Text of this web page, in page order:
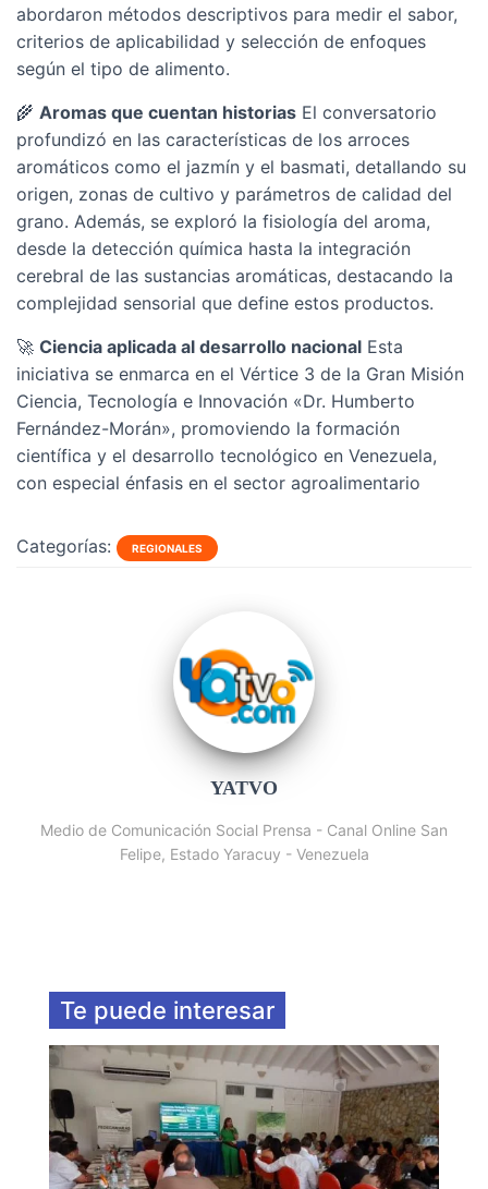
abordaron métodos descriptivos para medir el sabor,
criterios de aplicabilidad y selección de enfoques
según el tipo de alimento.
🌾 Aromas que cuentan historias El conversatorio
profundizó en las características de los arroces
aromáticos como el jazmín y el basmati, detallando su
origen, zonas de cultivo y parámetros de calidad del
grano. Además, se exploró la fisiología del aroma,
desde la detección química hasta la integración
cerebral de las sustancias aromáticas, destacando la
complejidad sensorial que define estos productos.
🚀 Ciencia aplicada al desarrollo nacional Esta
iniciativa se enmarca en el Vértice 3 de la Gran Misión
Ciencia, Tecnología e Innovación «Dr. Humberto
Fernández-Morán», promoviendo la formación
científica y el desarrollo tecnológico en Venezuela,
con especial énfasis en el sector agroalimentario
Categorías: REGIONALES
YATVO
Medio de Comunicación Social Prensa - Canal Online San
Felipe, Estado Yaracuy - Venezuela
Te puede interesar